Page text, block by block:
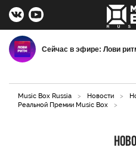
Сейчас в эфире: Лови
Music Box Russia > Новости >
Реальной Премии Music Box
>